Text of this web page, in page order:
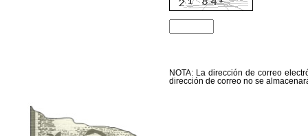
NOTA: La dirección de correo
dirección de correo no se